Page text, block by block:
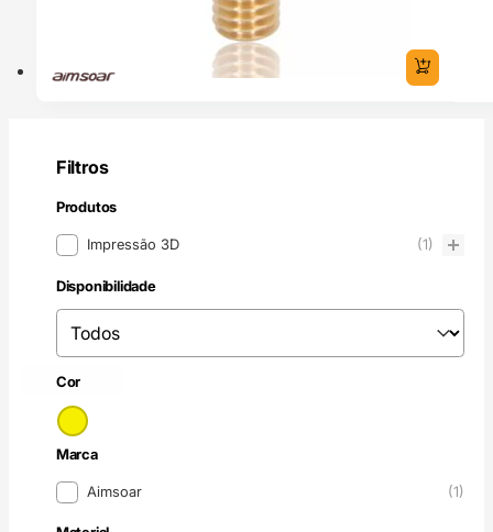
Filtros
Produtos
ProdutosImpressão 3D (1)
Disponibilidade
Disponibilidade
Disponibilidade
Cor
Cor
Amarelo
Marca
MarcaAimsoar (1)